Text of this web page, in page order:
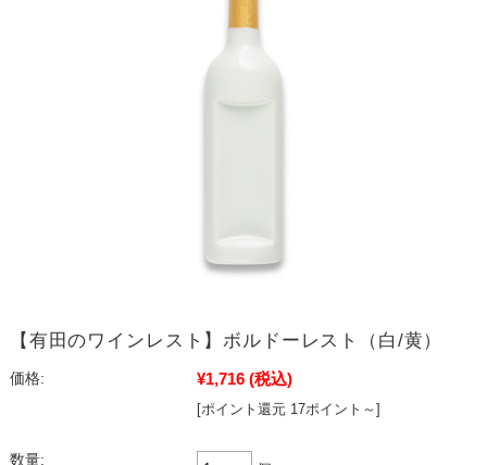
【有田のワインレスト】ボルドーレスト（白/黄）
価格: ¥1,716 (税込)
[ポイント還元 17ポイント～]
数量: